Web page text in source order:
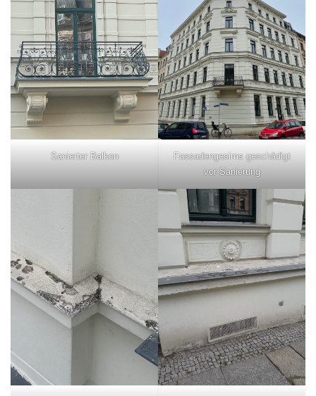
Sanierter Balkon
Fassadengesims geschädigt
vor Sanierung